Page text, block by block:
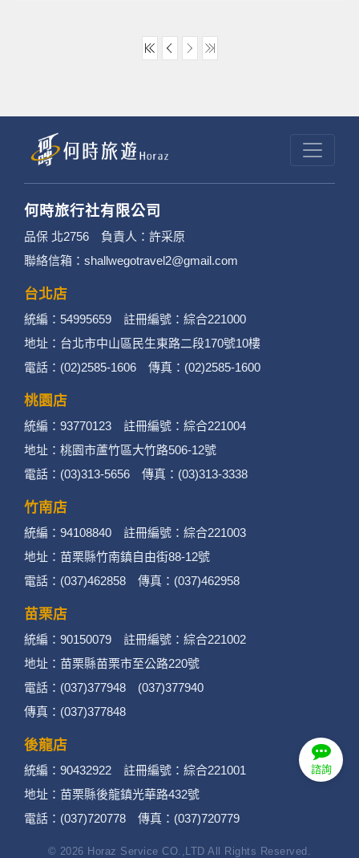
諮詢
何時旅行社有限公司
品保 北2756 負責人：許采原
聯絡信箱：shallwegotravel2@gmail.com
台北店
統編：54995659 註冊編號：綜合221000
地址：台北市中山區民生東路二段170號10樓
電話：(02)2585-1606 傳真：(02)2585-1600
桃園店
統編：93770123 註冊編號：綜合221004
地址：桃園市蘆竹區大竹路506-12號
電話：(03)313-5656 傳真：(03)313-3338
竹南店
統編：94108840 註冊編號：綜合221003
地址：苗栗縣竹南鎮自由街88-12號
電話：(037)462858 傳真：(037)462958
苗栗店
統編：90150079 註冊編號：綜合221002
地址：苗栗縣苗栗市至公路220號
電話：(037)377948 (037)377940
傳真：(037)377848
後龍店
統編：90432922 註冊編號：綜合221001
地址：苗栗縣後龍鎮光華路432號
電話：(037)720778 傳真：(037)720779
© 2026 Horaz Service CO.,LTD All Rights Reserved.